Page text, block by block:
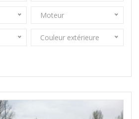
Moteur
Couleur extérieure